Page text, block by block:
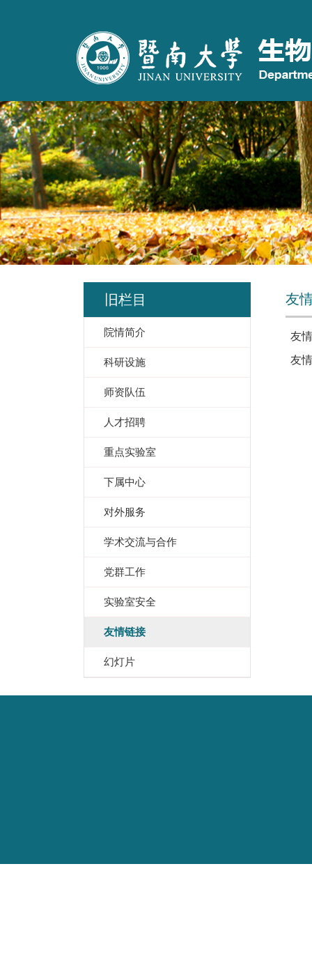
旧栏目
院情简介
科研设施
师资队伍
人才招聘
重点实验室
下属中心
对外服务
学术交流与合作
党群工作
实验室安全
友情链接
幻灯片
友
友
友